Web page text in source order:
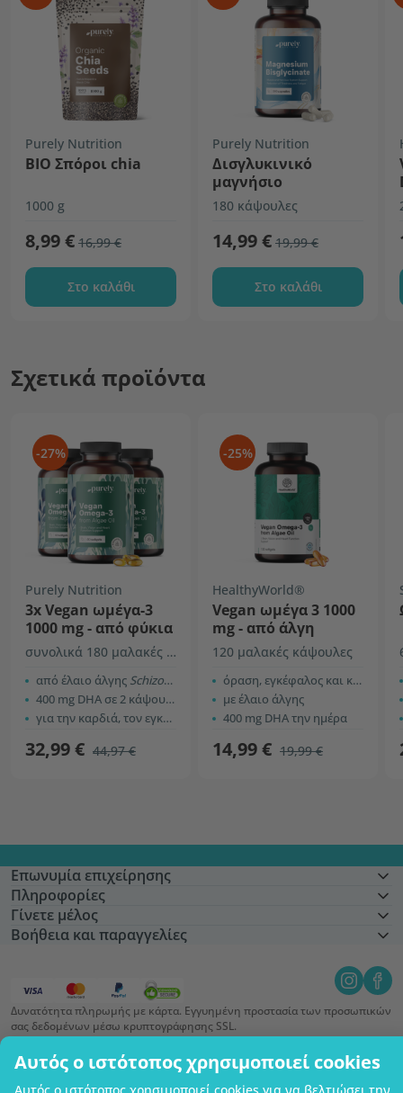
Αυτός ο ιστότοπος χρησιμοποιεί cookies
Purely Nutrition
ΒΙΟ Σπόροι chia
1000 g
8,99 € 16,99 €
Στο καλάθι
Purely Nutrition
Δισγλυκινικό
μαγνήσιο
180 κάψουλες
14,99 € 19,99 €
Στο καλάθι
Σχετικά προϊόντα
-27%
Purely Nutrition
3x Vegan ωμέγα-3
1000 mg - από φύκια
συνολικά 180 μαλακές κάψουλες
από έλαιο άλγης Schizochytrium sp.
400 mg DHA σε 2 κάψουλες
για την καρδιά, τον εγκέφαλο και την όραση
32,99 € 44,97 €
-25%
HealthyWorld®
Vegan ωμέγα 3 1000
mg - από άλγη
120 μαλακές κάψουλες
όραση, εγκέφαλος και καρδιά
με έλαιο άλγης
400 mg DHA την ημέρα
14,99 € 19,99 €
Επωνυμία επιχείρησης
Πληροφορίες
Γίνετε μέλος
Βοήθεια και παραγγελίες
Δυνατότητα πληρωμής με κάρτα. Εγγυημένη προστασία των προσωπικών
σας δεδομένων μέσω κρυπτογράφησης SSL.
Χάρτης ιστότοπουΧρήση των cookiesΡυθμίσεις cookies